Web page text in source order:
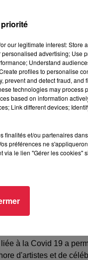
à la Covid 19 a
d'artistes et de
our legitimate interest: Store
advertising; Use
Understand
profiles to personalise
prevent and detect fraud, and
technologies may process
based on information
Link different devices;
finalités et/ou partenaires
préférences ne
via le lien "Gérer les cookies"